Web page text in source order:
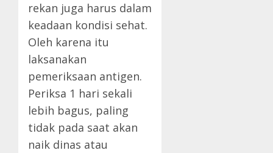
rekan juga harus dalam
keadaan kondisi sehat.
Oleh karena itu
laksanakan
pemeriksaan antigen.
Periksa 1 hari sekali
lebih bagus, paling
tidak pada saat akan
naik dinas atau